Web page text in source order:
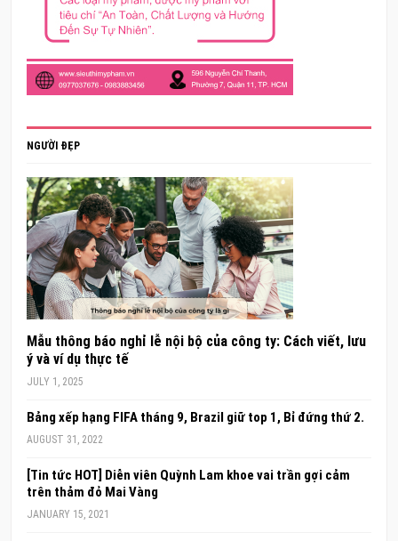
NGƯỜI ĐẸP
Mẫu thông báo nghỉ lễ nội bộ của công ty: Cách viết, lưu
ý và ví dụ thực tế
JULY 1, 2025
Bảng xếp hạng FIFA tháng 9, Brazil giữ top 1, Bỉ đứng thứ 2.
AUGUST 31, 2022
[Tin tức HOT] Diễn viên Quỳnh Lam khoe vai trần gợi cảm
trên thảm đỏ Mai Vàng
JANUARY 15, 2021